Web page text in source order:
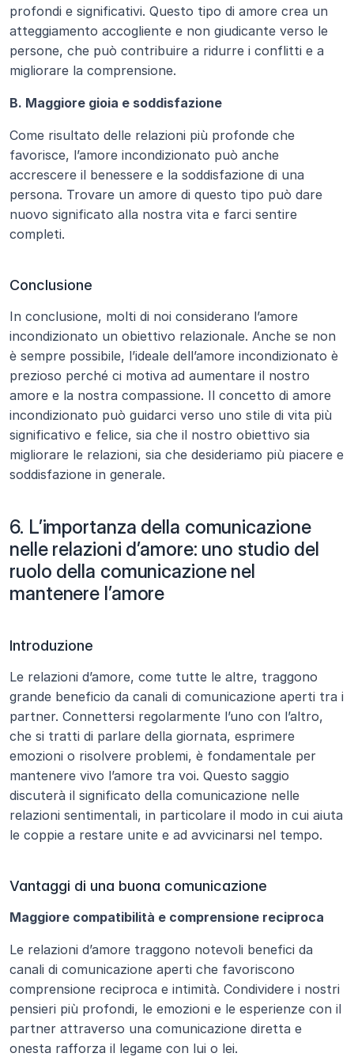
profondi e significativi. Questo tipo di amore crea un
atteggiamento accogliente e non giudicante verso le
persone, che può contribuire a ridurre i conflitti e a
migliorare la comprensione.
B. Maggiore gioia e soddisfazione
Come risultato delle relazioni più profonde che
favorisce, l’amore incondizionato può anche
accrescere il benessere e la soddisfazione di una
persona. Trovare un amore di questo tipo può dare
nuovo significato alla nostra vita e farci sentire
completi.
Conclusione
In conclusione, molti di noi considerano l’amore
incondizionato un obiettivo relazionale. Anche se non
è sempre possibile, l’ideale dell’amore incondizionato è
prezioso perché ci motiva ad aumentare il nostro
amore e la nostra compassione. Il concetto di amore
incondizionato può guidarci verso uno stile di vita più
significativo e felice, sia che il nostro obiettivo sia
migliorare le relazioni, sia che desideriamo più piacere e
soddisfazione in generale.
6. L’importanza della comunicazione
nelle relazioni d’amore: uno studio del
ruolo della comunicazione nel
mantenere l’amore
Introduzione
Le relazioni d’amore, come tutte le altre, traggono
grande beneficio da canali di comunicazione aperti tra i
partner. Connettersi regolarmente l’uno con l’altro,
che si tratti di parlare della giornata, esprimere
emozioni o risolvere problemi, è fondamentale per
mantenere vivo l’amore tra voi. Questo saggio
discuterà il significato della comunicazione nelle
relazioni sentimentali, in particolare il modo in cui aiuta
le coppie a restare unite e ad avvicinarsi nel tempo.
Vantaggi di una buona comunicazione
Maggiore compatibilità e comprensione reciproca
Le relazioni d’amore traggono notevoli benefici da
canali di comunicazione aperti che favoriscono
comprensione reciproca e intimità. Condividere i nostri
pensieri più profondi, le emozioni e le esperienze con il
partner attraverso una comunicazione diretta e
onesta rafforza il legame con lui o lei.